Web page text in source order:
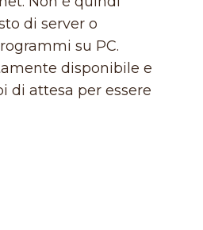
di server o
su PC.
disponibile e
di attesa per essere